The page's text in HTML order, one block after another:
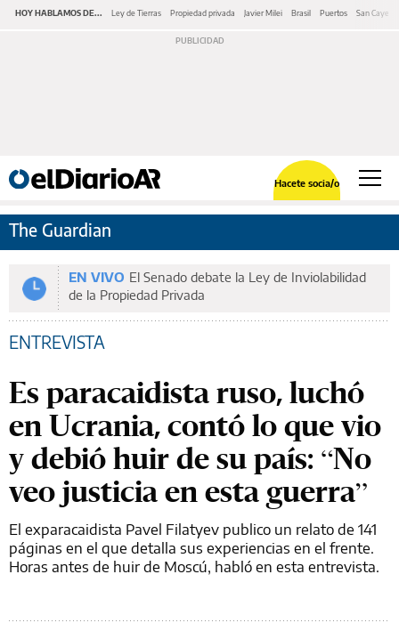
HOY HABLAMOS DE... Ley de Tierras Propiedad privada Javier Milei Brasil Puertos San
Hacete socia/o
The Guardian
EN VIVO El Senado debate la Ley de Inviolabilidad
de la Propiedad Privada
ENTREVISTA
Es paracaidista ruso, luchó
en Ucrania, contó lo que vio
y debió huir de su país: “No
veo justicia en esta guerra”
El exparacaidista Pavel Filatyev publico un relato de 141
páginas en el que detalla sus experiencias en el frente.
Horas antes de huir de Moscú, habló en esta entrevista.